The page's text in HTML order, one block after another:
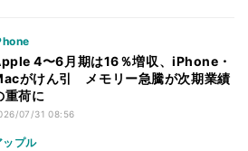
4〜6月期は16％増収、iPhone・
がけん引 メモリー急騰が次期業績
重荷に
07/31 08:56
ップル